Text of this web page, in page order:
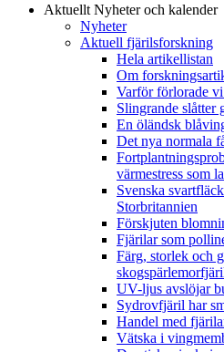
Aktuellt Nyheter och kalender
Nyheter
Aktuell fjärilsforskning
Hela artikellistan
Om
Varför förlorade
Slingrande slåtter
En öländsk
Det nya normala
värmestress som
Svenska
Storbritannien
Förskjuten
Fjärilar som
Färg, storlek och
UV-ljus avslöjar
Sydrovfjäril har
Handel med
Vätska i